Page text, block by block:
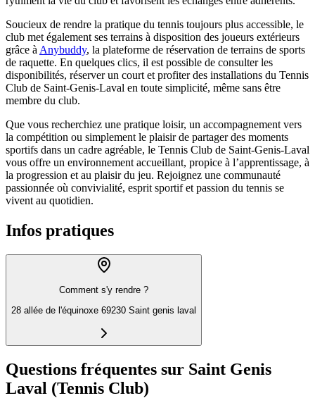
Soucieux de rendre la pratique du tennis toujours plus accessible, le
club met également ses terrains à disposition des joueurs extérieurs
grâce à Anybuddy, la plateforme de réservation de terrains de sports
de raquette. En quelques clics, il est possible de consulter les
disponibilités, réserver un court et profiter des installations du Tennis
Club de Saint-Genis-Laval en toute simplicité, même sans être
membre du club.
Que vous recherchiez une pratique loisir, un accompagnement vers
la compétition ou simplement le plaisir de partager des moments
sportifs dans un cadre agréable, le Tennis Club de Saint-Genis-Laval
vous offre un environnement accueillant, propice à l’apprentissage, à
la progression et au plaisir du jeu. Rejoignez une communauté
passionnée où convivialité, esprit sportif et passion du tennis se
vivent au quotidien.
Infos pratiques
Comment s'y rendre ?
28 allée de l'équinoxe 69230 Saint genis laval
Questions fréquentes sur Saint Genis
Laval (Tennis Club)